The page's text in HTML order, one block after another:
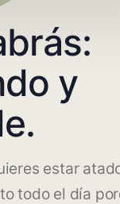
y
estar
todo el día